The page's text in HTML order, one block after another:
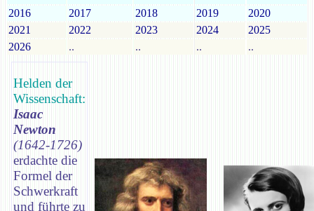
2016
2017 2018 2019
2020
2021
2022 2023 2024
2025
2026
.. .. .. ..
Helden der
Wissenschaft:
Isaac
Newton
(1642-1726)
erdachte die
Formel der
Schwerkraft
und führte zu